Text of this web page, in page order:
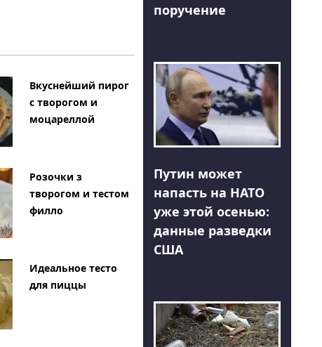
Вкуснейший пирог
с творогом и
моцареллой
Розочки з
творогом и тестом
филло
Идеальное тесто
для пиццы
поручение
Путин может
напасть на НАТО
уже этой осенью:
данные разведки
США